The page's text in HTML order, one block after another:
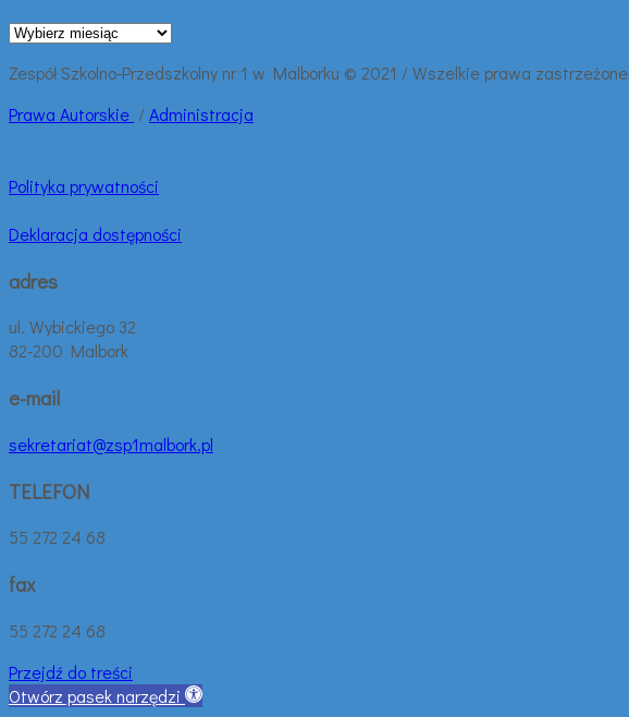
Archiwalne
Zespół Szkolno-Przedszkolny nr 1 w Malborku © 2021 / Wszelkie prawa zastrzeżone
Prawa Autorskie /Administracja
Polityka prywatności
Deklaracja dostępności
adres
ul. Wybickiego 32
82-200 Malbork
e-mail
sekretariat@zsp1malbork.pl
TELEFON
55 272 24 68
fax
55 272 24 68
Przejdź do treści
Otwórz pasek narzędzi